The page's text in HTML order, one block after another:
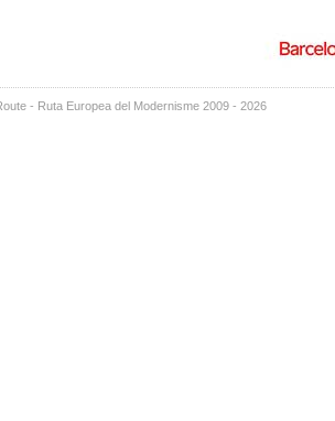
- Ruta Europea del Modernisme 2009 - 2026